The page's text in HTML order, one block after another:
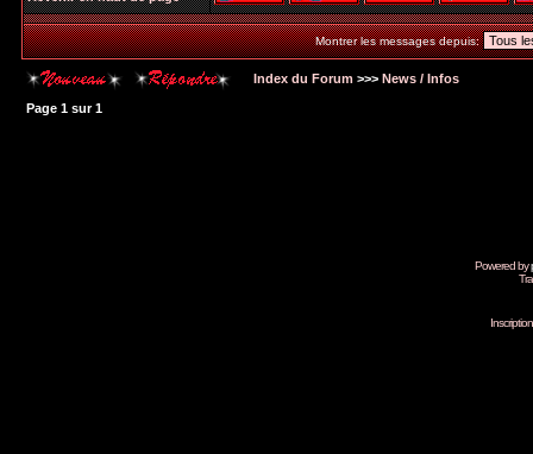
Montrer les messages depuis:
Index du Forum >>> News / Infos
Page 1 sur1
Powered by